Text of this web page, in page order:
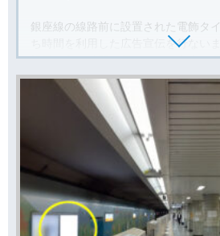
銀座線の線路前に設置された電飾タ
ち時間を利用した広告宣伝を行ないま
視界に入る時間が長く、より内容を
とした広告展開に向いております。
ホーム看板は電車待ち時間を利用し
界に入れる事が出来ますので、より
や企業広告、商品サービス周知など
東京メトロ 銀座線 溜池山王駅は、
ノ内線（南北線ホーム経由）への乗
す。銀座線利用者のほか、乗り換え